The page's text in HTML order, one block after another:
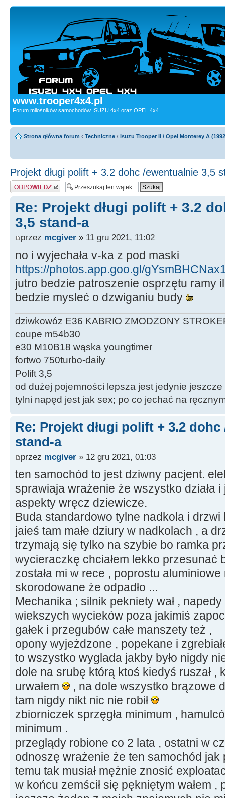
www.trooper4x4.pl
Forum miłośników samochodów ISUZU 4x4 oraz OPEL 4x4
Strona główna forum ‹ Techniczne ‹ Isuzu Trooper II / Opel Monterey A
Projekt długi polift + 3.2 dohc /ewentualnie 3,5
Odpowiedz
Re: Projekt długi polift + 3.2
3,5 stand-a
przez mcgiver » 11 gru 2021, 11:02
no i wyjechała v-ka z pod maski
https://photos.app.goo.gl/
jutro bedzie patroszenie osprzętu ramy
bedzie mysleć o dzwiganiu budy
dziwkowóz E36 KABRIO ZMODZONY
coupe m54b30
e30 M10B18 wąska youngtimer
fortwo 750turbo-daily
Polift 3,5
od dużej pojemności lepsza jest jedynie jeszcze
tylni napęd jest jak sex; po co jechać na
Re: Projekt długi polift + 3.2 dohc
stand-a
przez mcgiver » 12 gru 2021, 01:03
ten samochód to jest dziwny pacjent.
sprawiaja wrażenie że wszystko działa
aspekty wręcz dziewicze.
Buda standardowo tylne nadkola i drzwi
jaieś tam małe dziury w nadkolach , a
trzymają się tylko na szybie bo ramka
wycieraczkę chciałem lekko przesunać
została mi w rece , poprostu aluminiowe
skorodowane że odpadło ...
Mechanika ; silnik pekniety wał ,
wiekszych wycieków poza jakimiś
gałek i przegubów całe manszety też ,
opony wyjeżdzone , popekane i
to wszystko wyglada jakby było nigdy
dole na srubę którą ktoś kiedyś ruszał ,
urwałem
, na dole wszystko brązowe
tam nigdy nikt nic nie robił
zbiorniczek sprzęgła minimum ,
minimum .
przeglądy robione co 2 lata , ostatni w
odnoszę wrażenie że ten samochód jak
temu tak musiał mężnie znosić
w końcu zemścił się pękniętym wałem ,